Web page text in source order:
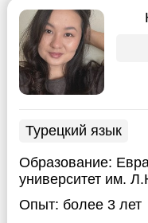
Турецкий язык
Образование:
университет им.
Опыт: более 3 лет